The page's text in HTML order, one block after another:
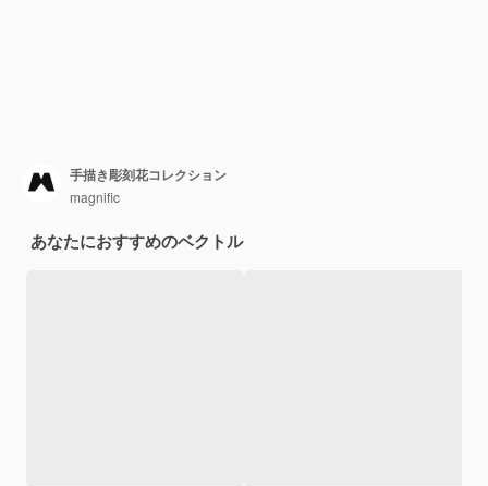
手描き彫刻花コレクション
magnific
あなたにおすすめのベクトル